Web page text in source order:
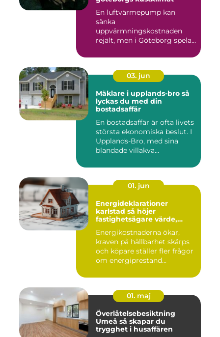
En luftvärmepump kan
sänka
uppvärmningskostnaden
rejält, men i Göteborg spelar
03. jun
Mäklare i upplands-bro så
lyckas du med din
bostadsaffär
En bostadsaffär är ofta livets
största ekonomiska beslut. I
Upplands-Bro, med sina
blandade villakva...
01. jun
Energideklarationer
karlstad så höjer
fastighetsägare värde,
Energikostnaderna ökar,
kraven på hållbarhet skärps
och köpare ställer fler frågor
om energiprestand...
01. maj
Överlåtelsebesiktning
Umeå så skapar du
trygghet i husaffären